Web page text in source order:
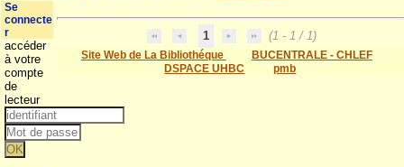
1 (1 - 1 / 1)
Site Web de La Bibliothéque
BUCENTRALE - CHLEF
DSPACE UHBC
pmb
Se
connecte
r
accéder
à votre
compte
de
lecteur